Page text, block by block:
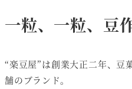
一粒、一粒、豆
“楽豆屋”は創業大正二年、豆
舗のブランド。